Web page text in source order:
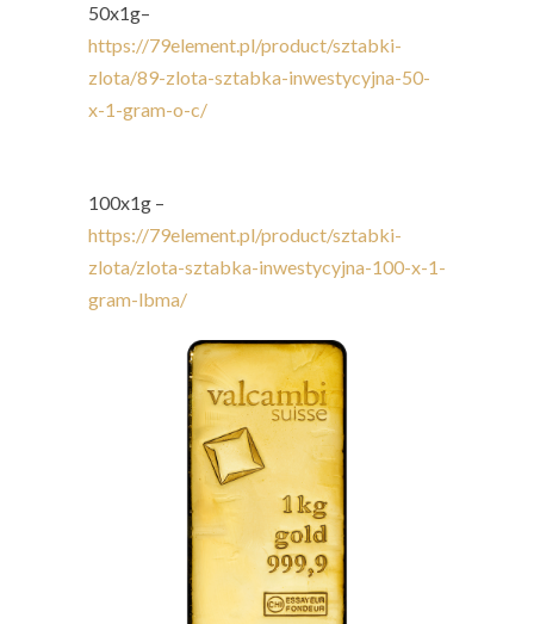
50x1g–
https://79element.pl/product/sztabki-
zlota/89-zlota-sztabka-inwestycyjna-50-
x-1-gram-o-c/
100x1g –
https://79element.pl/product/sztabki-
zlota/zlota-sztabka-inwestycyjna-100-x-1-
gram-lbma/